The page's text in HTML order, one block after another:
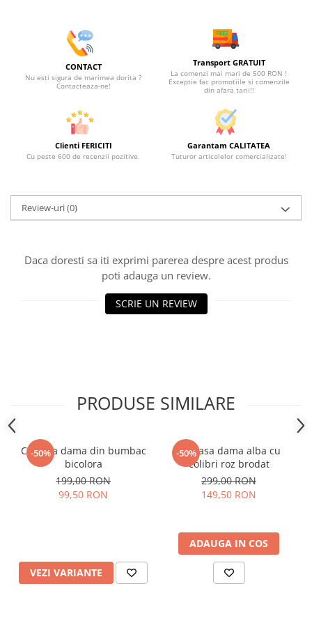
CONTACT
Nu esti sigura de marimea dorita ?
Contacteaza-ne!
Transport GRATUIT
La comenzi mai mari de 500 RON !
Exceptie fac promotiile si comenzile
din afara tarii!!
Clienti FERICITI
Cu peste 600 de recenzii pozitive.
Garantam CALITATEA
Tuturor articolelor comercializate!
Review-uri(0)
Daca doresti sa iti exprimi parerea despre acest produs
poti adauga un review.
SCRIE UN REVIEW
PRODUSE SIMILARE
-50%
Camasa dama din bumbac
bicolora
199,00 RON
99,50 RON
VEZI VARIANTE
-50%
Camasa dama alba cu
colibri roz brodat
299,00 RON
149,50 RON
ADAUGA IN COS